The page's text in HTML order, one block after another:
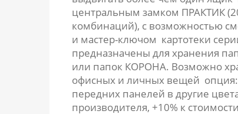
центральным замком ПРАКТИК
комбинаций), с возможностью
и мастер-ключом картотеки
предназначены для хранения
или папок КОРОНА. Возможно
офисных и личных вещей опция:
передних панелей в другие
производителя, +10% к